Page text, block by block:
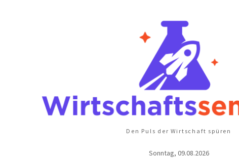
Den Puls der Wirtschaft spüren
Sonntag, 09.08.2026